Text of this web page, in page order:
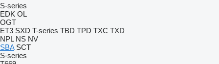
S-series
EDK OL
OGT
ET3 SXD T-series TBD TPD TXC TXD
NPL NS NV
SBA SCT
S-series